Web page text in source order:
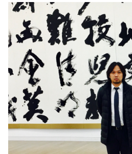
日本東京國立新美術館